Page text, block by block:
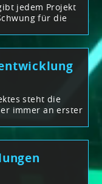
jedem Projekt
für die
steht die
immer an erster